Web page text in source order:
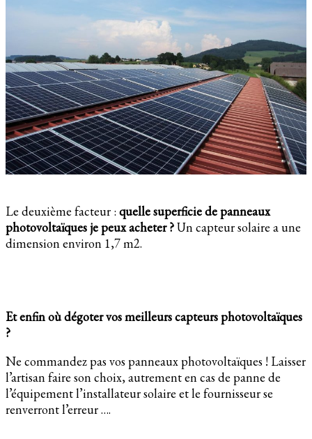
Le deuxième facteur : quelle superficie de panneaux
photovoltaïques je peux acheter ?Un capteur solaire a une
dimension environ 1,7 m2.
Et enfin où dégoter vos meilleurs capteurs photovoltaïques
?
Ne commandez pas vos panneaux photovoltaïques ! Laisser
l’artisan faire son choix, autrement en cas de panne de
l’équipement l’installateur solaire et le fournisseur se
renverront l’erreur ….